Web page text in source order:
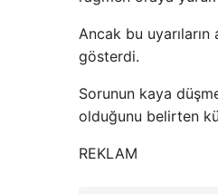
Ancak bu
gösterdi.
Sorunun kaya
olduğunu belirten
REKLAM